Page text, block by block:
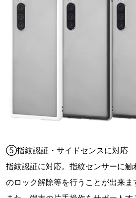
⑤指紋認証・サイドセンスに対応
指紋認証に対応。指紋センサーに
のロック解除等を行うことが出来ま